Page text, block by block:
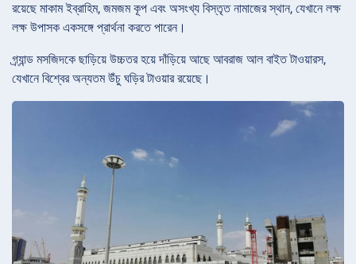
রয়েছে মাকাম ইব্রাহিম, জমজম কূপ এবং অসংখ্য বিস্তৃত নামাজের স্থান, যেখানে লক্ষ
লক্ষ উপাসক একসঙ্গে প্রার্থনা করতে পারেন।
গ্র্যান্ড মসজিদকে ছাড়িয়ে উচ্চতর হয়ে দাঁড়িয়ে আছে আবরাজ আল বাইত টাওয়ারস,
যেখানে বিশ্বের অন্যতম উঁচু ঘড়ির টাওয়ার রয়েছে।